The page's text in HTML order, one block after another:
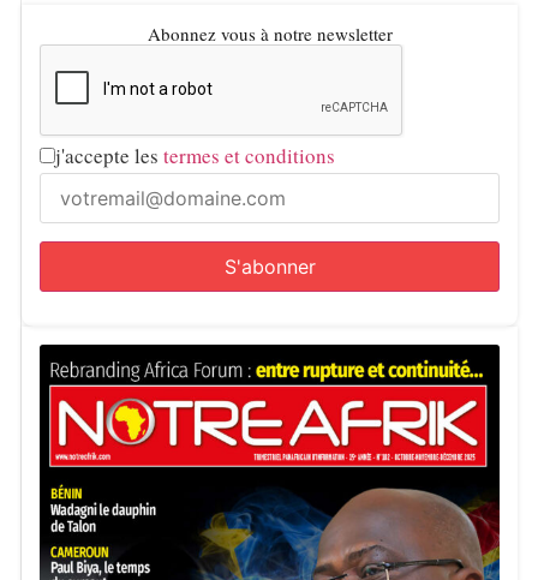
Abonnez vous à notre newsletter
j'accepte les termes et conditions